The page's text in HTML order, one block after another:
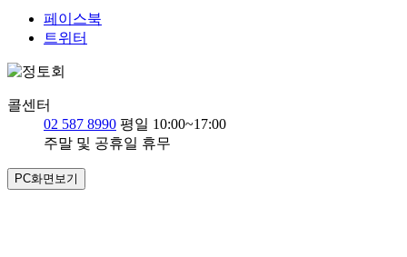
페이스북
트위터
콜센터
02 587 8990 평일 10:00~17:00
주말 및 공휴일 휴무
PC화면보기